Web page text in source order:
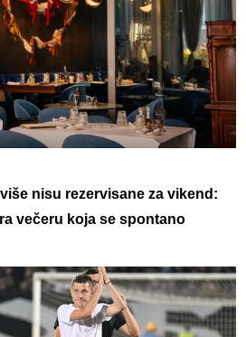
nisu rezervisane za vikend:
večeru koja se spontano